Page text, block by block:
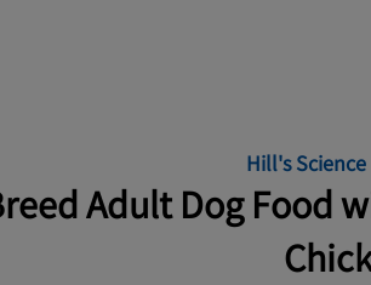
Hill's Science
Adult Dog Food